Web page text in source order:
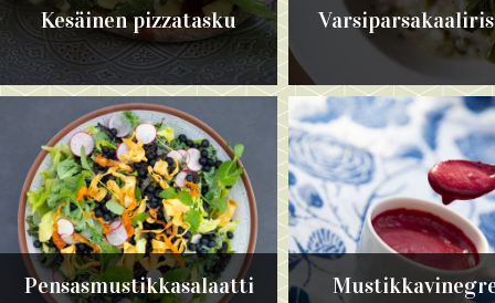
Kesäinen pizzatasku
Pensasmustikkasalaatti